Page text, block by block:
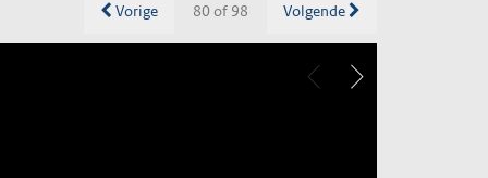
Vorige 80 of 98 Volgende